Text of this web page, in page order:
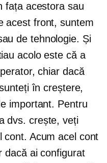
fața acestora sau
acest front, suntem
de tehnologie. Și
acolo este că a
chiar dacă
în creștere,
important. Pentru
dvs. crește, veți
cont. Acum acel cont
dacă ai configurat